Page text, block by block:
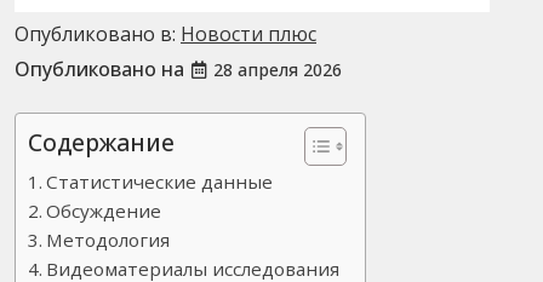
Опубликовано в: Новости плюс
Опубликовано на
28 апреля 2026
Содержание
Статистические данные
Обсуждение
Методология
Видеоматериалы исследования